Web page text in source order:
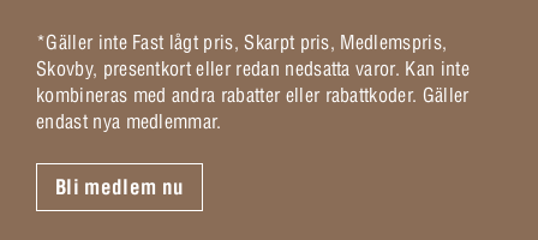
*Gäller inte Fast lågt pris, Skarpt pris, Medlemspris,
Skovby, presentkort eller redan nedsatta varor. Kan inte
kombineras med andra rabatter eller rabattkoder. Gäller
endast nya medlemmar.
Bli medlem nu